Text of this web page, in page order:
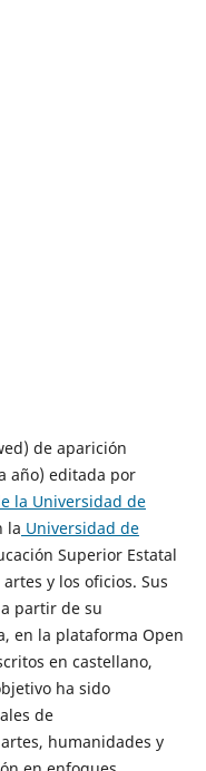
de aparición
año) editada por
la Universidad de
la Universidad de
Superior Estatal
y los oficios. Sus
partir de su
en la plataforma Open
en castellano,
ha sido
de
humanidades y